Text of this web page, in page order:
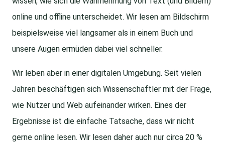
online und offline unterscheidet. Wir lesen am Bildschirm
beispielsweise viel langsamer als in einem Buch und
unsere Augen ermüden dabei viel schneller.
Wir leben aber in einer digitalen Umgebung. Seit vielen
Jahren beschäftigen sich Wissenschaftler mit der Frage,
wie Nutzer und Web aufeinander wirken. Eines der
Ergebnisse ist die einfache Tatsache, dass wir nicht
gerne online lesen. Wir lesen daher auch nur circa 20 %